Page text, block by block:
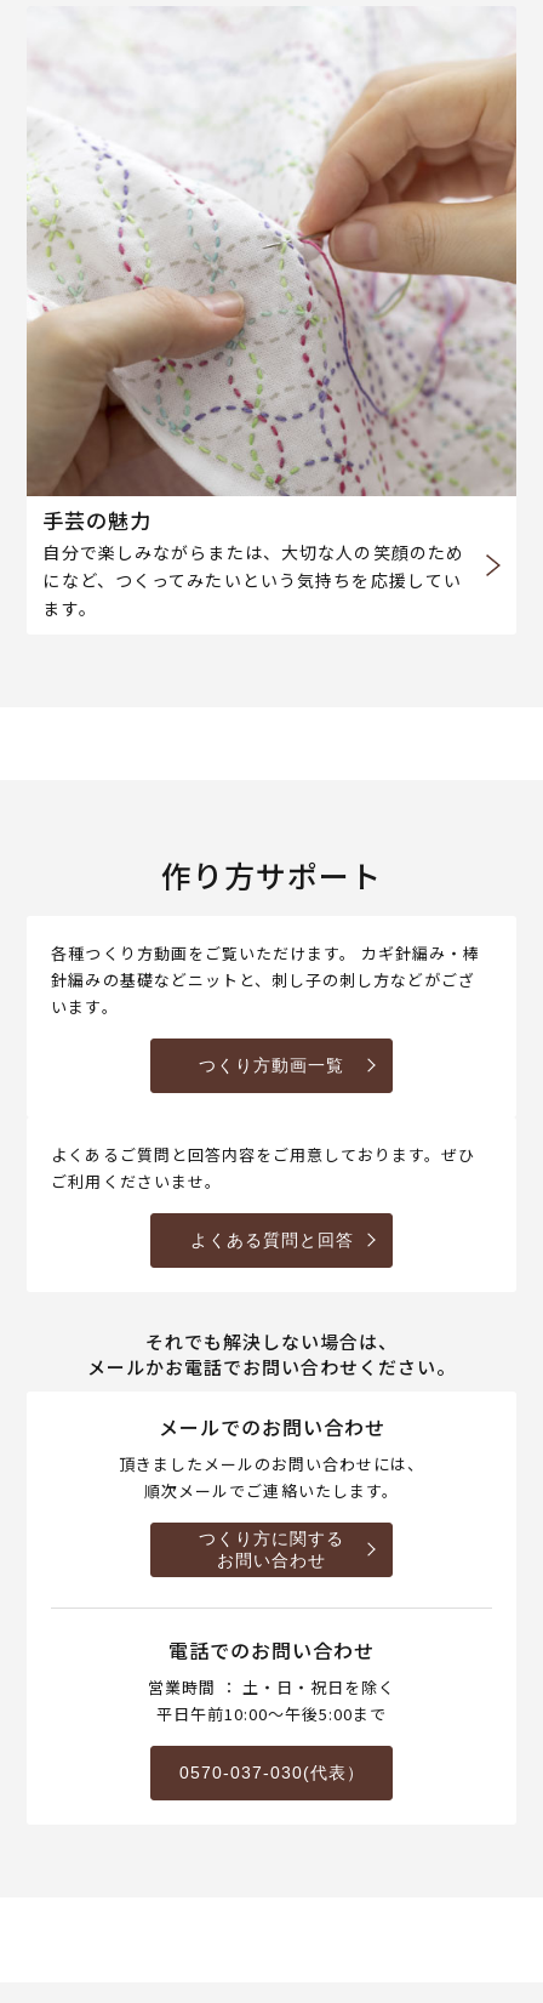
手芸の魅力
自分で楽しみながらまたは、大切な人の笑顔のため
になど、つくってみたいという気持ちを応援してい
ます。
作り方サポート
各種つくり方動画をご覧いただけます。 カギ針編み・棒
針編みの基礎などニットと、刺し子の刺し方などがござ
います。
つくり方動画一覧
よくあるご質問と回答内容をご用意しております。ぜひ
ご利用くださいませ。
よくある質問と回答
それでも解決しない場合は、
メールかお電話でお問い合わせください。
メールでのお問い合わせ
頂きましたメールのお問い合わせには、
順次メールでご連絡いたします。
つくり方に関する
お問い合わせ
電話でのお問い合わせ
営業時間 ： 土・日・祝日を除く
平日午前10:00～午後5:00まで
0570-037-030(代表）